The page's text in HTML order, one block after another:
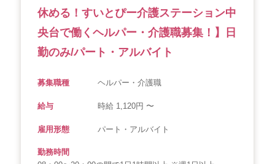
休める！すいとぴー介護ステーション中
央台で働くヘルパー・介護職募集！】日
勤のみ/パート・アルバイト
募集職種 ヘルパー・介護職
給与 時給 1,120円 〜
雇用形態 パート・アルバイト
勤務時間